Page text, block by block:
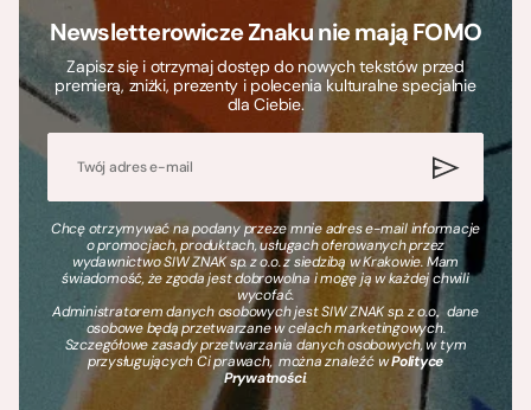
Newsletterowicze Znaku nie mają FOMO
Zapisz się i otrzymaj dostęp do nowych tekstów przed
premierą, zniżki, prezenty i polecenia kulturalne specjalnie
dla Ciebie.
Chcę otrzymywać na podany przeze mnie adres e-mail informacje
o promocjach, produktach, usługach oferowanych przez
wydawnictwo SIW ZNAK sp. z o.o. z siedzibą w Krakowie. Mam
świadomość, że zgoda jest dobrowolna i mogę ją w każdej chwili
wycofać.
Administratorem danych osobowych jest SIW ZNAK sp. z o.o., dane
osobowe będą przetwarzane w celach marketingowych.
Szczegółowe zasady przetwarzania danych osobowych, w tym
przysługujących Ci prawach, można znaleźć wPolityce
Prywatności.